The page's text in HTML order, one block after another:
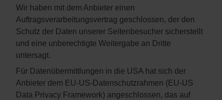
Wir haben mit dem Anbieter einen
Auftragsverarbeitungsvertrag geschlossen, der den
Schutz der Daten unserer Seitenbesucher sicherstellt
und eine unberechtigte Weitergabe an Dritte
untersagt.
Für Datenübermittlungen in die USA hat sich der
Anbieter dem EU-US-Datenschutzrahmen (EU-US
Data Privacy Framework) angeschlossen, das auf